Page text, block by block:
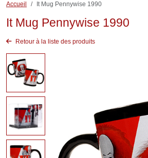
Accueil It Mug Pennywise 1990
It Mug Pennywise 1990
Retour à la liste des produits